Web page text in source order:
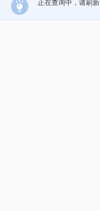
正在查询中，请刷